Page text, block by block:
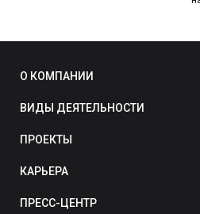
О КОМПАНИИ
ВИДЫ ДЕЯТЕЛЬНОСТИ
ПРОЕКТЫ
КАРЬЕРА
ПРЕСС-ЦЕНТР